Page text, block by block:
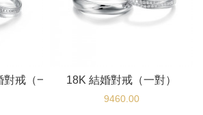
對戒（一對）18K 結婚對戒（一對）
9460.00